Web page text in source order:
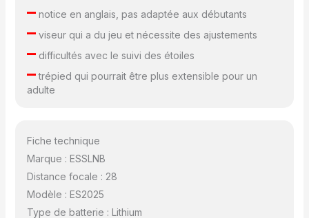
pour un anniversaire.
– notice en anglais, pas adaptée aux débutants
– viseur qui a du jeu et nécessite des ajustements
– difficultés avec le suivi des étoiles
–trépied qui pourrait être plus extensible pour un
adulte
Fiche technique
Marque : ESSLNB
Distance focale : 28
Modèle : ES2025
Type de batterie : Lithium